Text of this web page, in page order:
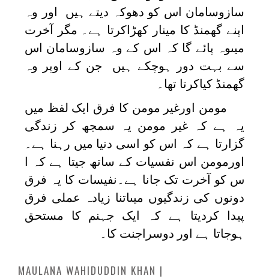
سازوسامان اس کو دھوکہ دیتے ہیں اور وہ
اپنے گھمنڈ کا مینار کھڑاکرتا ہے۔ مگر آخرت
میںوہ پائے گا کہ اس کے وہ سازوسامان اس
سے بہت دور ہوچکے ہیں جن کے اوپر وہ
گھمنڈ کیاکرتا تھا۔
مومن اورغیر مومن کا فرق ایک لفظ میں
یہ ہے کہ غیر مومن یہ سمجھ کر زندگی
گزارتا ہے کہ اس کو اسی دنیا میں رہنا ہے۔
اورمومن اس نفسیات کے ساتھ جیتا ہے کہ ا
س کو آخرت تک جانا ہے۔نفیسات کا یہ فرق
دونوں کی زندگیوں میںاتنا زیادہ عملی فرق
پیدا کردیتا ہے کہ ایک جہنم کا مستحق
ہوجاتا ہے اور دوسراجنت کا۔
MAULANA WAHIDUDDIN KHAN